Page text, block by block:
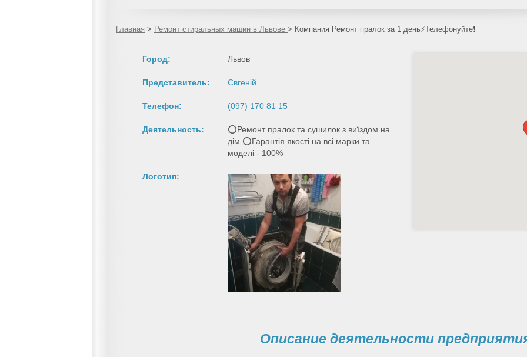
Главная > Ремонт стиральных машин в Львове > Компания Ремонт пралок за 1 день⚡Телефонуйте❗
Город: Львов
Представитель: Євгеній
Телефон: (097) 170 81 15
Деятельность:
⭕Ремонт пралок та сушилок з виїздом на
дім ⭕Гарантія якості на всі марки та
моделі - 100%
Логотип:
Описание деятельности